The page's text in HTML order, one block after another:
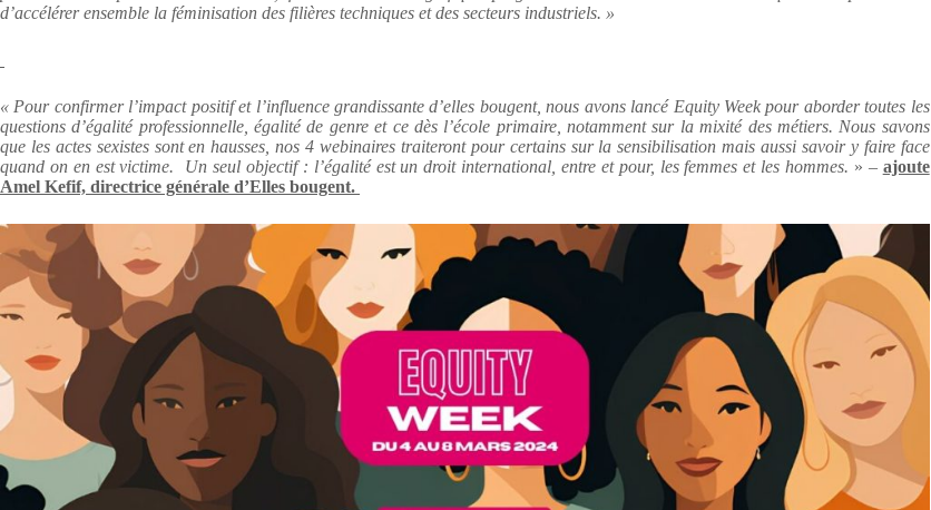
d’accélérer ensemble la féminisation des filières techniques et des secteurs industriels. »
« Pour confirmer l’impact positif et l’influence grandissante d’elles bougent, nous avons lancé Equity Week pour aborder toutes les
questions d’égalité professionnelle, égalité de genre et ce dès l’école primaire, notamment sur la mixité des métiers. Nous savons
que les actes sexistes sont en hausses, nos 4 webinaires traiteront pour certains sur la sensibilisation mais aussi savoir y faire face
quand on en est victime. Un seul objectif : l’égalité est un droit international, entre et pour, les femmes et les hommes. » – ajoute
Amel Kefif, directrice générale d’Elles bougent.